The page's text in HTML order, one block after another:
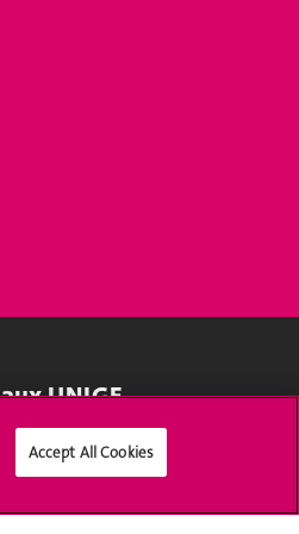
UNIGE
Accept All Cookies